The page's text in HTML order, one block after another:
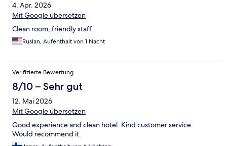
4. Apr. 2026
Mit Google übersetzen
Clean room, friendly staff
Ruslan, Aufenthalt von 1 Nacht
Verifizierte Bewertung
8/10 – Sehr gut
12. Mai 2026
Mit Google übersetzen
Good experience and clean hotel. Kind customer service.
Would recommend it.